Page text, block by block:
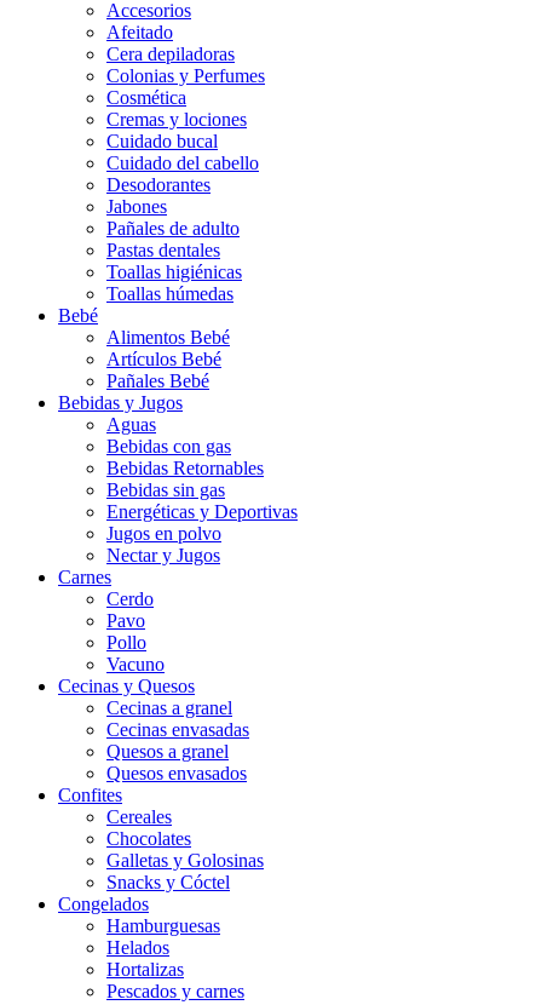
Accesorios
Afeitado
Cera depiladoras
Colonias y Perfumes
Cosmética
Cremas y lociones
Cuidado bucal
Cuidado del cabello
Desodorantes
Jabones
Pañales de adulto
Pastas dentales
Toallas higiénicas
Toallas húmedas
Bebé
Alimentos Bebé
Artículos Bebé
Pañales Bebé
Bebidas y Jugos
Aguas
Bebidas con gas
Bebidas Retornables
Bebidas sin gas
Energéticas y Deportivas
Jugos en polvo
Nectar y Jugos
Carnes
Cerdo
Pavo
Pollo
Vacuno
Cecinas y Quesos
Cecinas a granel
Cecinas envasadas
Quesos a granel
Quesos envasados
Confites
Cereales
Chocolates
Galletas y Golosinas
Snacks y Cóctel
Congelados
Hamburguesas
Helados
Hortalizas
Pescados y carnes